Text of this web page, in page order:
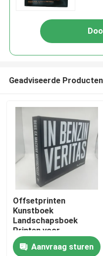
Geadviseerde Producten
Offsetprinten
Kunstboek
Landschapsboek
Printen voor
indrukwekkende
salontafels
Aanvraag sturen